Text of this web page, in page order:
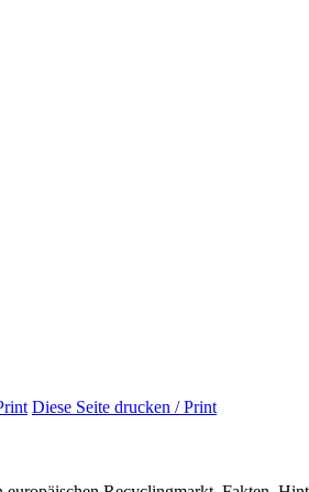
Diese Seite drucken / Print